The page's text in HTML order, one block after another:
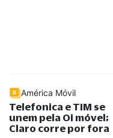
América Móvil
Telefonica e TIM se
unem pela Oi móvel;
Claro corre por fora